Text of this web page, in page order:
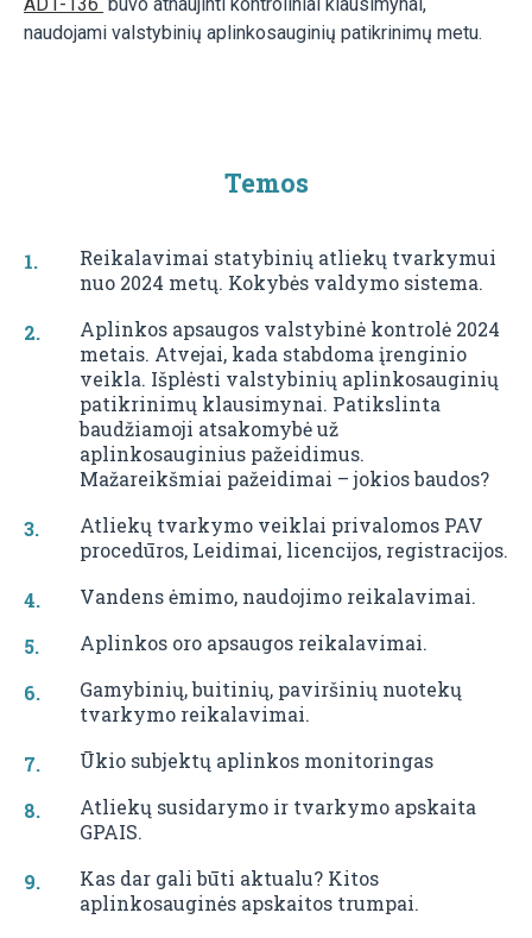
naudojami valstybinių aplinkosauginių patikrinimų metu.
Temos
Reikalavimai statybinių atliekų tvarkymui
nuo 2024 metų. Kokybės valdymo sistema.
Aplinkos apsaugos valstybinė kontrolė 2024
metais. Atvejai, kada stabdoma įrenginio
veikla. Išplėsti valstybinių aplinkosauginių
patikrinimų klausimynai. Patikslinta
baudžiamoji atsakomybė už
aplinkosauginius pažeidimus.
Mažareikšmiai pažeidimai – jokios baudos?
Atliekų tvarkymo veiklai privalomos PAV
procedūros, Leidimai, licencijos, registracijos.
Vandens ėmimo, naudojimo reikalavimai.
Aplinkos oro apsaugos reikalavimai.
Gamybinių, buitinių, paviršinių nuotekų
tvarkymo reikalavimai.
Ūkio subjektų aplinkos monitoringas
Atliekų susidarymo ir tvarkymo apskaita
GPAIS.
Kas dar gali būti aktualu? Kitos
aplinkosauginės apskaitos trumpai.